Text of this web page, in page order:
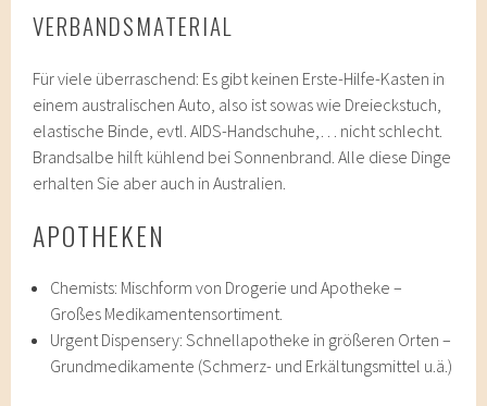
VERBANDSMATERIAL
Für viele überraschend: Es gibt keinen Erste-Hilfe-Kasten in
einem australischen Auto, also ist sowas wie Dreieckstuch,
elastische Binde, evtl. AIDS-Handschuhe,… nicht schlecht.
Brandsalbe hilft kühlend bei Sonnenbrand. Alle diese Dinge
erhalten Sie aber auch in Australien.
APOTHEKEN
Chemists: Mischform von Drogerie und Apotheke –
Großes Medikamentensortiment.
Urgent Dispensery: Schnellapotheke in größeren Orten –
Grundmedikamente (Schmerz- und Erkältungsmittel u.ä.)